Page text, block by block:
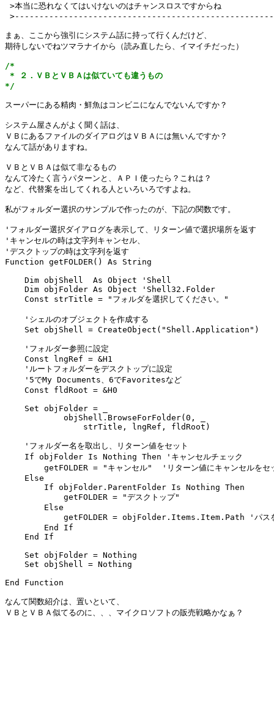
>本当に恐れなくてはいけないのはチャンスロスですからね
まぁ、ここから強引にシステム話に持って行くんだけど、
期待しないでねツマラナイから（読み直したら、イマイチだった）
/*
* ２．ＶＢとＶＢＡは似ていても違うもの
*/
スーパーにある精肉・鮮魚はコンビニになんでないんですか？
システム屋さんがよく聞く話は、
ＶＢにあるファイルのダイアログはＶＢＡには無いんですか？
なんて話がありますね。
ＶＢとＶＢＡは似て非なるもの
なんて冷たく言うパターンと、ＡＰＩ使ったら？これは？
など、代替案を出してくれる人といろいろですよね。
私がフォルダー選択のサンプルで作ったのが、下記の関数です。
'フォルダー選択ダイアログを表示して、リターン値で選択場所を返す
'キャンセルの時は文字列キャンセル、
'デスクトップの時は文字列を返す
Function getFOLDER() As String
    Dim objShell  As Object 'Shell
    Dim objFolder As Object 'Shell32.Folder
    Const strTitle = "フォルダを選択してください。"
    'シェルのオブジェクトを作成する
    Set objShell = CreateObject("Shell.Application")
    'フォルダー参照に設定
    Const lngRef = &H1
    'ルートフォルダーをデスクトップに設定
    '5でMy Documents、6でFavoritesなど
    Const fldRoot = &H0
    Set objFolder = _
            objShell.BrowseForFolder(0, _
                strTitle, lngRef, fldRoot)
    'フォルダー名を取出し、リターン値をセット
    If objFolder Is Nothing Then 'キャンセルチェック
getFOLDER = "キャンセル"  'リターン値にキャンセルをセ
    Else
        If objFolder.ParentFolder Is Nothing Then
            getFOLDER = "デスクトップ"
        Else
getFOLDER = objFolder.Items.Item.Path 'パスを
        End If
    End If
    Set objFolder = Nothing
    Set objShell = Nothing
End Function
なんて関数紹介は、置いといて、
ＶＢとＶＢＡ似てるのに、、、マイクロソフトの販売戦略かなぁ？